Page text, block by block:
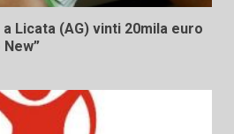
Licata (AG) vinti 20mila euro